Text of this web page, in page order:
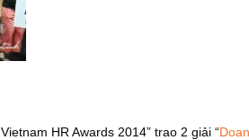
HR Awards 2014” trao 2 giải “